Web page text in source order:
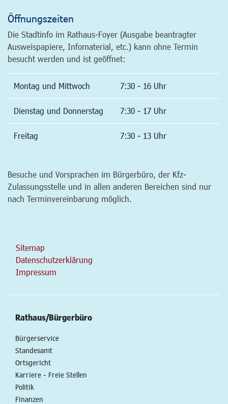
Öffnungszeiten
Die Stadtinfo im Rathaus-Foyer (Ausgabe beantragter
Ausweispapiere, Infomaterial, etc.) kann ohne Termin
besucht werden und ist geöffnet:
Montag und Mittwoch 7:30 - 16 Uhr
Dienstag und Donnerstag 7:30 - 17 Uhr
Freitag 7:30 - 13 Uhr
Besuche und Vorsprachen im Bürgerbüro, der Kfz-
Zulassungsstelle und in allen anderen Bereichen sind nur
nach Terminvereinbarung möglich.
Sitemap
Datenschutzerklärung
Impressum
Rathaus/Bürgerbüro
Bürgerservice
Standesamt
Ortsgericht
Karriere - Freie Stellen
Politik
Finanzen